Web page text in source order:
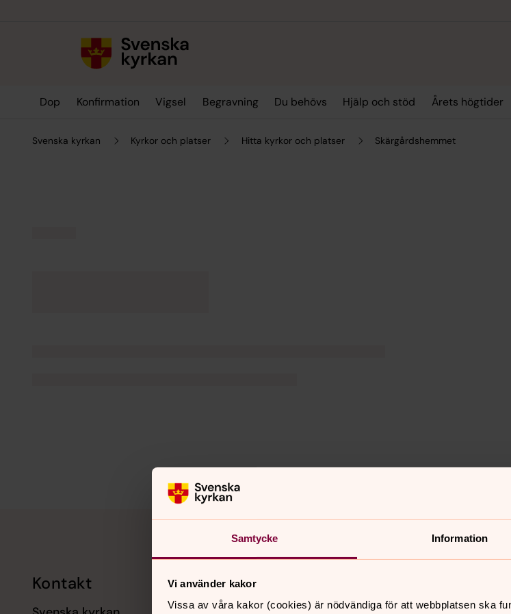
Samtycke Information
Vi använder kakor
Vissa av våra kakor (cookies) är nödvändiga för att webbplatsen ska
Dop Konfirmation Vigsel Begravning Du behövs Hjälp och stöd Årets högtider
Svenska kyrkan Kyrkor och platser Hitta kyrkor och platser Skärgårdshemmet
Kontakt Kalender